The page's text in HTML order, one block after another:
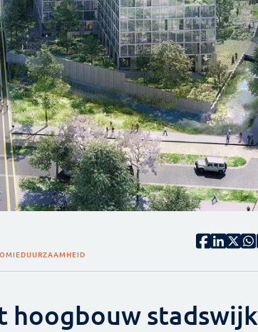
DUURZAAMHEID
hoogbouw stadswijk